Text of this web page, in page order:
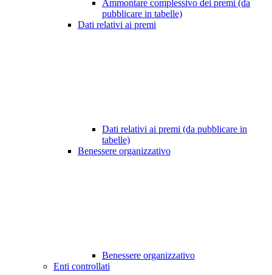
Ammontare complessivo dei premi (da
pubblicare in tabelle)
Dati relativi ai premi
Dati relativi ai premi (da pubblicare in
tabelle)
Benessere organizzativo
Benessere organizzativo
Enti controllati